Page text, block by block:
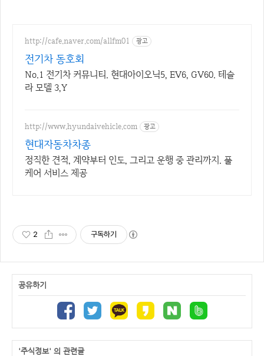
http://cafe.naver.com/allfm01 광고
전기차 동호회
No.1 전기차 커뮤니티. 현대아이오닉5, EV6, GV60. 테슬
라 모델 3,Y
http://www.hyundaivehicle.com 광고
현대자동차차종
정직한 견적, 계약부터 인도, 그리고 운행 중 관리까지. 풀
케어 서비스 제공
2 구독하기
공유하기
'주식정보' 의 관련글